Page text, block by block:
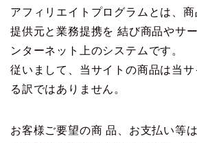
アフィリエイトプログラムとは、
提供元と業務提携を 結び商品やサ
ンターネット上のシステムです。
従いまして、当サイトの商品は当
る訳ではありません。
お客様ご要望の商 品、お支払い等